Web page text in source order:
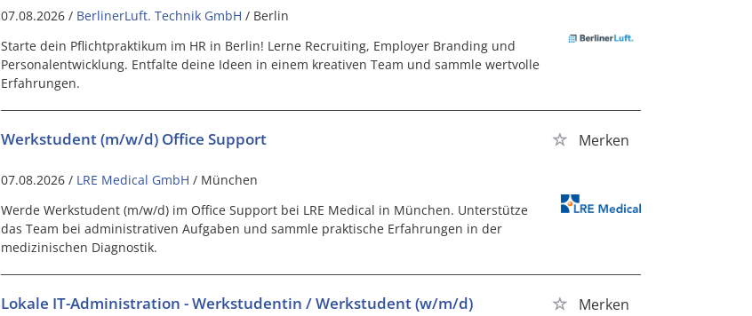
07.08.2026 / BerlinerLuft. Technik GmbH / Berlin
Starte dein Pflichtpraktikum im HR in Berlin! Lerne Recruiting, Employer Branding und
Personalentwicklung. Entfalte deine Ideen in einem kreativen Team und sammle wertvolle
Erfahrungen.
Werkstudent (m/w/d) Office Support Merken
07.08.2026 / LRE Medical GmbH / München
Werde Werkstudent (m/w/d) im Office Support bei LRE Medical in München. Unterstütze
das Team bei administrativen Aufgaben und sammle praktische Erfahrungen in der
medizinischen Diagnostik.
Lokale IT-Administration - Werkstudentin / Werkstudent (w/m/d) Merken